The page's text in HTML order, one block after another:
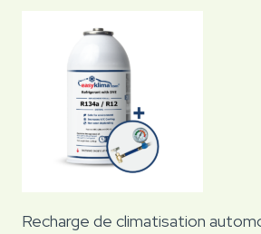
Recharge de climatisation